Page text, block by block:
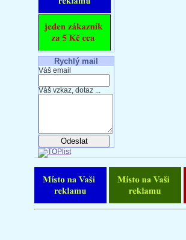
Rychlý mail
Váš email
Váš vzkaz, dotaz ...